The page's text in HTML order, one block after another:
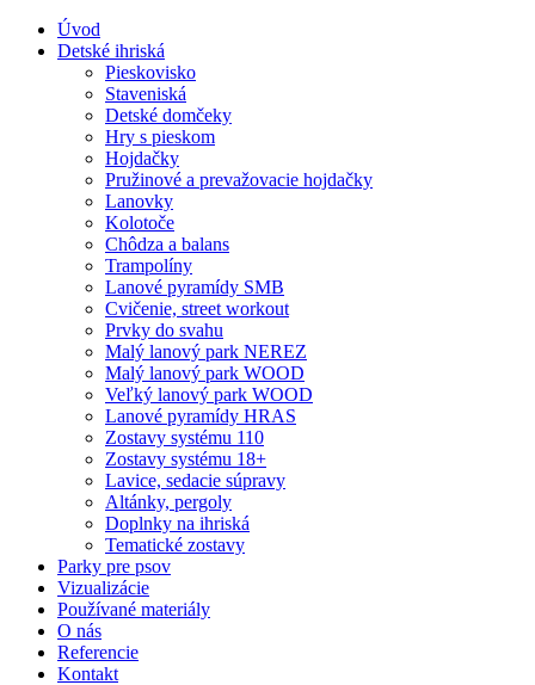
Úvod
Detské ihriská
Pieskovisko
Staveniská
Detské domčeky
Hry s pieskom
Hojdačky
Pružinové a prevažovacie hojdačky
Lanovky
Kolotoče
Chôdza a balans
Trampolíny
Lanové pyramídy SMB
Cvičenie, street workout
Prvky do svahu
Malý lanový park NEREZ
Malý lanový park WOOD
Veľký lanový park WOOD
Lanové pyramídy HRAS
Zostavy systému 110
Zostavy systému 18+
Lavice, sedacie súpravy
Altánky, pergoly
Doplnky na ihriská
Tematické zostavy
Parky pre psov
Vizualizácie
Používané materiály
O nás
Referencie
Kontakt